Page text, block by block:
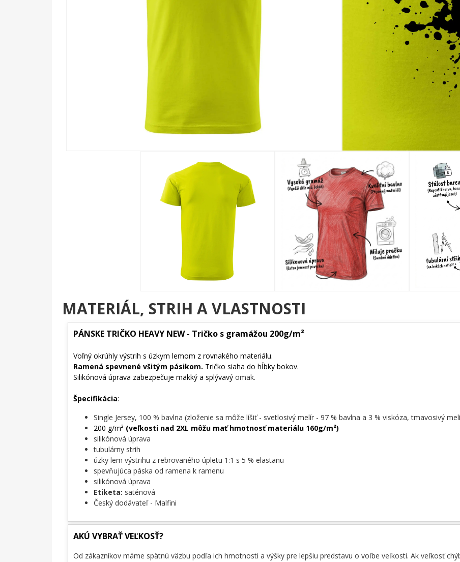
MATERIÁL, STRIH A VLASTNOSTI
PÁNSKE TRIČKO HEAVY NEW - Tričko s gramážou 200g/m²
Voľný okrúhly výstrih s úzkym lemom z rovnakého materiálu.
Ramená spevnené všitým pásikom. Tričko siaha do hĺbky bokov.
Silikónová úprava zabezpečuje mäkký a splývavý omak.
Špecifikácia:
Single Jersey, 100 % bavlna (zloženie sa môže líšiť - svetlosivý melír - 97 % bavlna a 3 % viskóza, tmavosivý
200 g/m² (veľkosti nad 2XL môžu mať hmotnosť materiálu 160g/m²)
silikónová úprava
tubulárny strih
úzky lem výstrihu z rebrovaného úpletu 1:1 s 5 % elastanu
spevňujúca páska od ramena k ramenu
silikónová úprava
Etiketa: saténová
Český dodávateľ - Malfini
AKÚ VYBRAŤ VEĽKOSŤ?
Od zákazníkov máme spätnú väzbu podľa ich hmotnosti a výšky pre lepšiu predstavu o voľbe veľkosti. Ak veľkosť